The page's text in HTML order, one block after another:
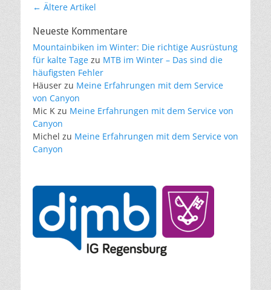
Artikel-
← Ältere Artikel
Neueste Kommentare
Mountainbiken im Winter: Die richtige Ausrüstung
für kalte Tage zu MTB im Winter – Das sind die
häufigsten Fehler
Häuser zu Meine Erfahrungen mit dem Service
von Canyon
Mic K zu Meine Erfahrungen mit dem Service von
Canyon
Michel zu Meine Erfahrungen mit dem Service von
Canyon